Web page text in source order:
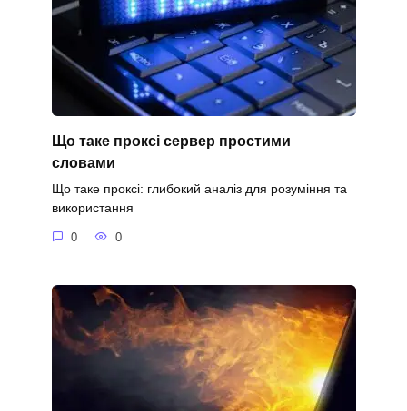
Що таке проксі сервер простими
словами
Що таке проксі: глибокий аналіз для розуміння та
використання
0 0